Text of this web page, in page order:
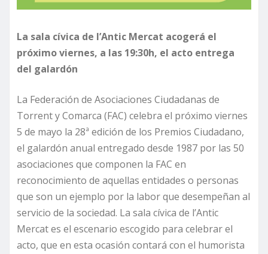
La sala cívica de l’Antic Mercat acogerá el
próximo viernes, a las 19:30h, el acto entrega
del galardón
La Federación de Asociaciones Ciudadanas de
Torrent y Comarca (FAC) celebra el próximo viernes
5 de mayo la 28ª edición de los Premios Ciudadano,
el galardón anual entregado desde 1987 por las 50
asociaciones que componen la FAC en
reconocimiento de aquellas entidades o personas
que son un ejemplo por la labor que desempeñan al
servicio de la sociedad. La sala cívica de l’Antic
Mercat es el escenario escogido para celebrar el
acto, que en esta ocasión contará con el humorista